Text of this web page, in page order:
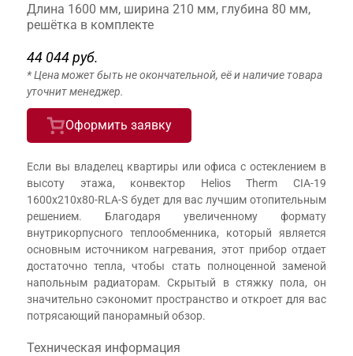
Длина 1600 мм, ширина 210 мм, глубина 80 мм,
решётка в комплекте
44 044 руб.
* Цена может быть не окончательной, её и наличие товара
уточнит менеджер.
Оформить заявку
Если вы владелец квартиры или офиса с остеклением в
высоту этажа, конвектор Helios Therm CIA-19
1600x210x80-RLA-S будет для вас лучшим отопительным
решением. Благодаря увеличенному формату
внутрикорпусного теплообменника, который является
основным источником нагревания, этот прибор отдает
достаточно тепла, чтобы стать полноценной заменой
напольным радиаторам. Скрытый в стяжку пола, он
значительно сэкономит пространство и откроет для вас
потрясающий панорамный обзор.
Техническая информация